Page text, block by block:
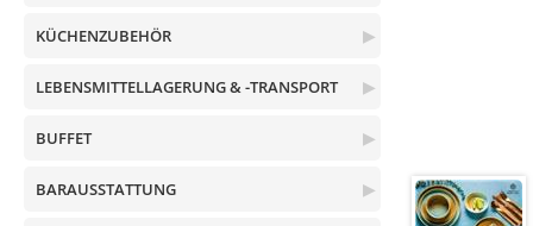
▶
KÜCHENZUBEHÖR
▶
LEBENSMITTELLAGERUNG & -TRANSPORT
▶
BUFFET
▶
BARAUSSTATTUNG